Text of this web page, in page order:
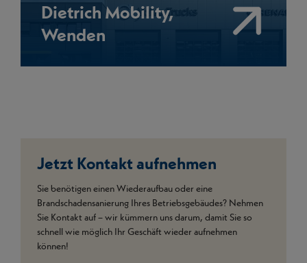
Dietrich Mobility,
Wenden
Jetzt Kontakt aufnehmen
Sie benötigen einen Wiederaufbau oder eine
Brandschadensanierung Ihres Betriebsgebäudes? Nehmen
Sie Kontakt auf – wir kümmern uns darum, damit Sie so
schnell wie möglich Ihr Geschäft wieder aufnehmen
können!